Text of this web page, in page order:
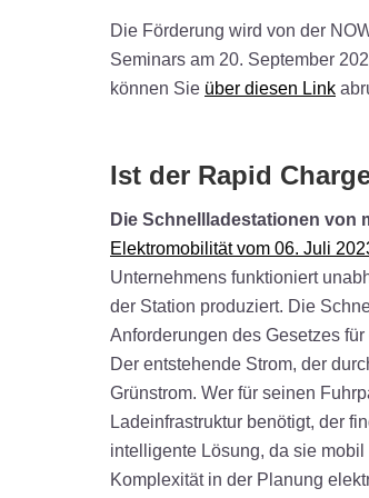
Die Förderung wird von der
Seminars am 20. September
können Sie über diesen Link
Ist der Rapid
Die Schnellladestationen von
Elektromobilität vom 06. Juli
Unternehmens funktioniert
der Station produziert. Die
Anforderungen des Gesetzes
Der entstehende Strom, der
Grünstrom. Wer für seinen
Ladeinfrastruktur benötigt, der
intelligente Lösung, da sie
Komplexität in der Planung